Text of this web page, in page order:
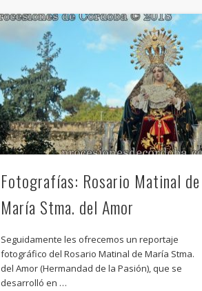
Fotografías: Rosario Matinal de
María Stma. del Amor
Seguidamente les ofrecemos un reportaje
fotográfico del Rosario Matinal de María Stma.
del Amor (Hermandad de la Pasión), que se
desarrolló en …